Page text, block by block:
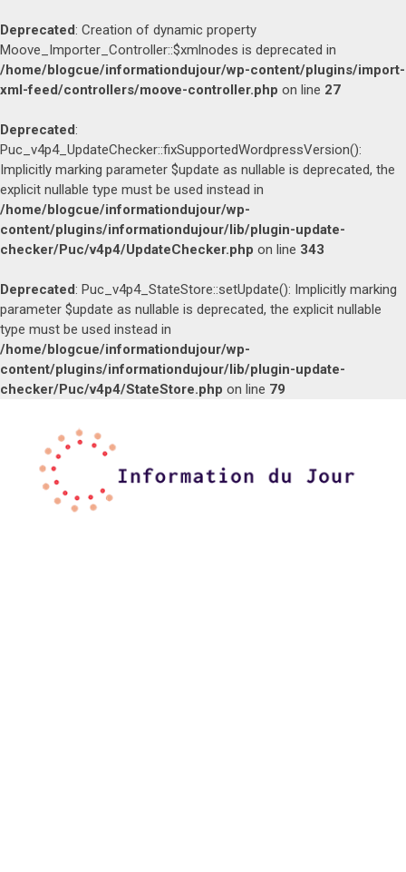
Deprecated: Creation of dynamic property
Moove_Importer_Controller::$xmlnodes is deprecated in
/home/blogcue/informationdujour/wp-content/plugins/import-
xml-feed/controllers/moove-controller.php on line 27
Deprecated:
Puc_v4p4_UpdateChecker::fixSupportedWordpressVersion():
Implicitly marking parameter $update as nullable is deprecated, the
explicit nullable type must be used instead in
/home/blogcue/informationdujour/wp-
content/plugins/informationdujour/lib/plugin-update-
checker/Puc/v4p4/UpdateChecker.php on line 343
Deprecated: Puc_v4p4_StateStore::setUpdate(): Implicitly marking
parameter $update as nullable is deprecated, the explicit nullable
type must be used instead in
/home/blogcue/informationdujour/wp-
content/plugins/informationdujour/lib/plugin-update-
checker/Puc/v4p4/StateStore.php on line 79